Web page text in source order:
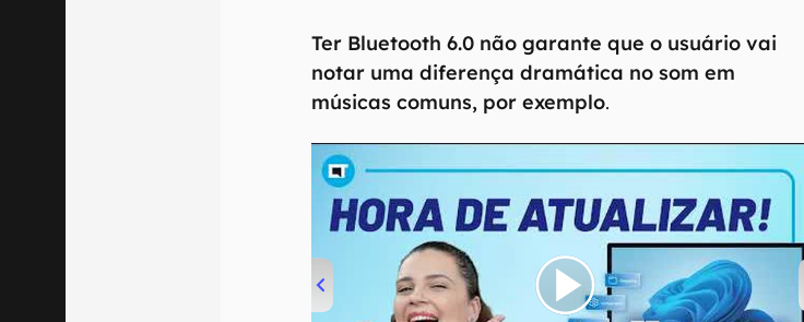
Ter Bluetooth 6.0 não garante que o usuário vai
notar uma diferença dramática no som em
músicas comuns, por exemplo.